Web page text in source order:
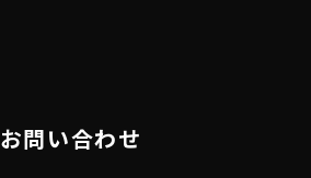
お問い合わせ